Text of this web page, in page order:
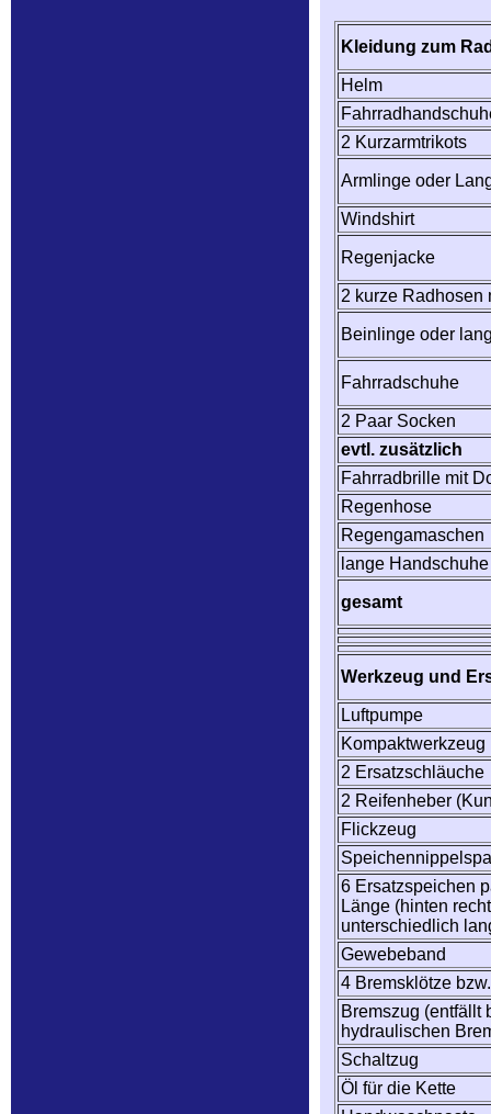
Kleidung zum
Helm
2 Kurzarmtrikots
Armlinge oder
Windshirt
Regenjacke
2 kurze Radhosen
Beinlinge oder
Fahrradschuhe
2 Paar Socken
evtl. zusätzlich
Fahrradbrille mit
Regenhose
Regengamaschen
lange Handschuhe
gesamt
Werkzeug und
Luftpumpe
Kompaktwerkzeug
2 Ersatzschläuche
2 Reifenheber
Flickzeug
6 Ersatzspeichen
Länge (hinten
unterschiedlich
Gewebeband
4 Bremsklötze
Bremszug (entfällt
hydraulischen
Schaltzug
Öl für die Kette